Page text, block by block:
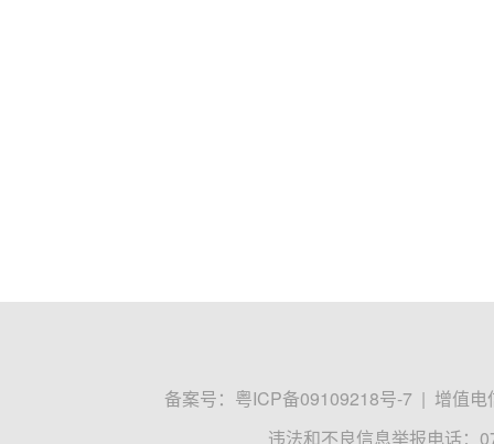
备案号： 粤ICP备09109218号-7 | 增值电
违法和不良信息举报电话：